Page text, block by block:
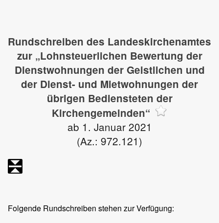
Rundschreiben des Landeskirchenamtes
zur „Lohnsteuerlichen Bewertung der
Dienstwohnungen der Geistlichen und
der Dienst- und Mietwohnungen der
übrigen Bediensteten der
Kirchengemeinden“
ab 1. Januar 2021
(Az.: 972.121)
Folgende Rundschreiben stehen zur Verfügung: